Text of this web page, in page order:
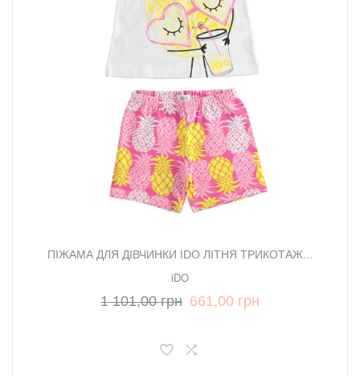
ПІЖАМА ДЛЯ ДІВЧИНКИ IDO ЛІТНЯ ТРИКОТАЖ...
iDO
1 101,00 грн 661,00 грн